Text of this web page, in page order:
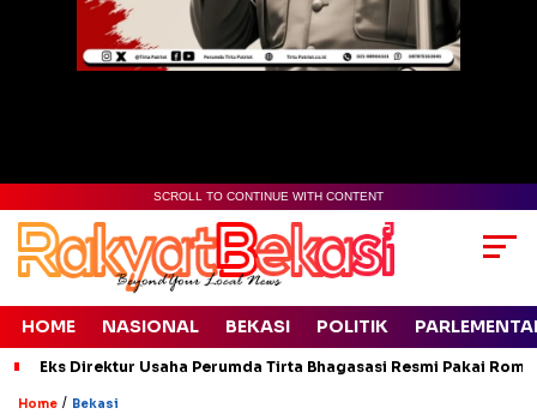
SCROLL TO CONTINUE WITH CONTENT
HOME NASIONAL BEKASI POLITIK
Eks Direktur Usaha Perumda Tirta Bhagasasi Resmi Pakai
Home / Bekasi